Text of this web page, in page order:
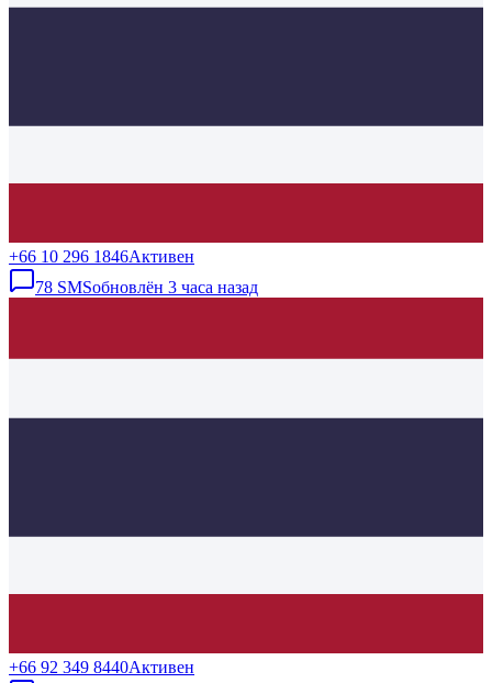
+66 10 296 1846Активен
78 SMSобновлён 3 часа назад
+66 92 349 8440Активен